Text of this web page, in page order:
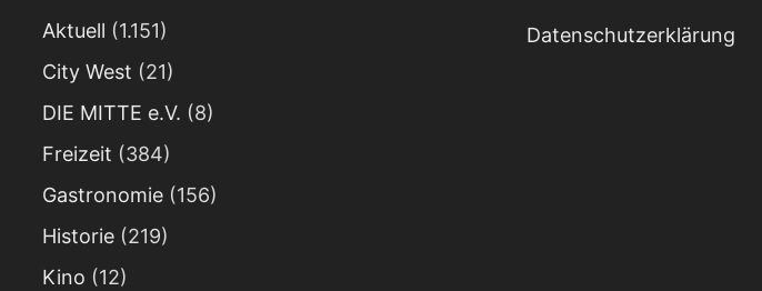
Aktuell (1.151)
City West (21)
DIE MITTE e.V. (8)
Freizeit (384)
Gastronomie (156)
Historie (219)
Kino (12)
Datenschutzerklärung